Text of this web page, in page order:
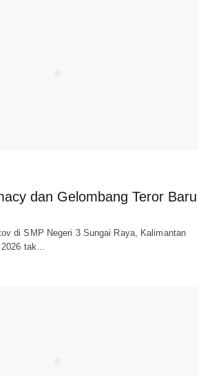
dan Gelombang Teror Baru
di SMP Negeri 3 Sungai Raya, Kalimantan
tak…